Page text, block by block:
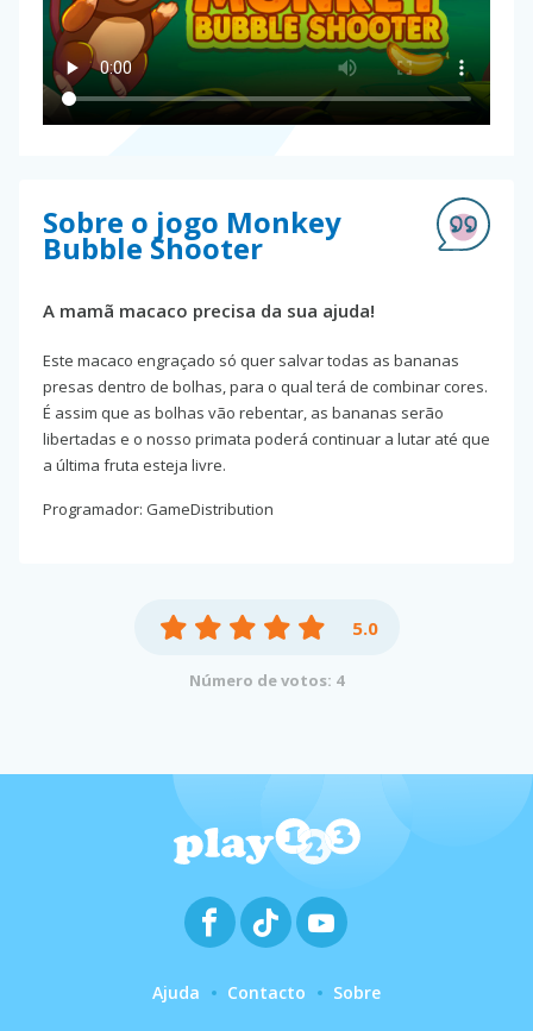
Sobre o jogo Monkey
Bubble Shooter
A mamã macaco precisa da sua ajuda!
Este macaco engraçado só quer salvar todas as bananas
presas dentro de bolhas, para o qual terá de combinar cores.
É assim que as bolhas vão rebentar, as bananas serão
libertadas e o nosso primata poderá continuar a lutar até que
a última fruta esteja livre.
Programador: GameDistribution
5.0
Número de votos: 4
Ajuda Contacto Sobre